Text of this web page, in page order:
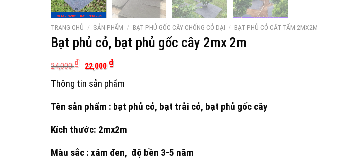
TRANG CHỦ / SẢN PHẨM / BẠT PHỦ GỐC CÂY CHỐNG CỎ DẠI / BẠT PHỦ CỎ CẮT TẤM 2MX2M
Bạt phủ cỏ, bạt phủ gốc cây 2mx 2m
24,000₫
Giá
gốc
24,000 ₫.
22,000 ₫Giá
hiện
tại
là:
Thông tin sản phẩm
Tên sản phẩm : bạt phủ cỏ, bạt trải cỏ, bạt phủ gốc cây
Kích thước: 2mx2m
Màu sắc : xám đen, độ bền 3-5 năm